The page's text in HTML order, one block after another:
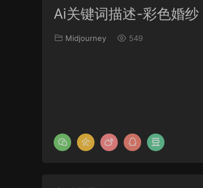
Ai关键词描述-彩色婚纱
Midjourney 549